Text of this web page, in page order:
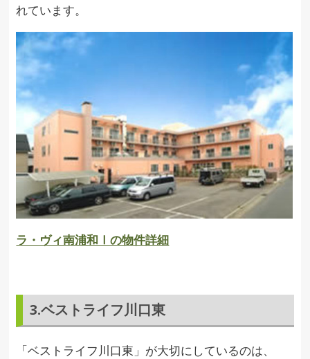
れています。
ラ・ヴィ南浦和Ⅰの物件詳細
3.ベストライフ川口東
「ベストライフ川口東」が大切にしているのは、